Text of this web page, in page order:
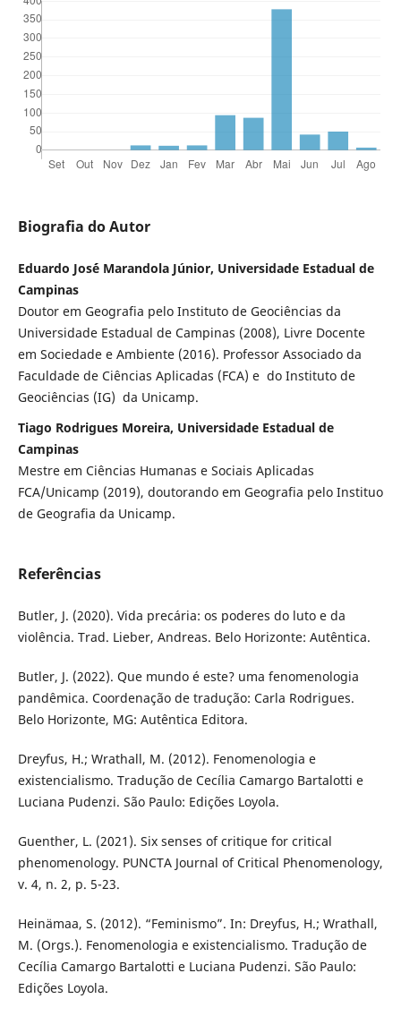
Biografia do Autor
Eduardo Jos´é Marandola Júnior, Universidade Estadual de
Campinas
Doutor em Geografia pelo Instituto de Geociências da
Universidade Estadual de Campinas (2008), Livre Docente
em Sociedade e Ambiente (2016). Professor Associado da
Faculdade de Ciências Aplicadas (FCA) e do Instituto de
Geociências (IG) da Unicamp.
Tiago Rodrigues Moreira, Universidade Estadual de
Campinas
Mestre em Ciências Humanas e Sociais Aplicadas
FCA/Unicamp (2019), doutorando em Geografia pelo Instituo
de Geografia da Unicamp.
Referências
Butler, J. (2020). Vida precária: os poderes do luto e da
violência. Trad. Lieber, Andreas. Belo Horizonte: Autêntica.
Butler, J. (2022). Que mundo é este? uma fenomenologia
pandêmica. Coordenação de tradução: Carla Rodrigues.
Belo Horizonte, MG: Autêntica Editora.
Dreyfus, H.; Wrathall, M. (2012). Fenomenologia e
existencialismo. Tradução de Cecília Camargo Bartalotti e
Luciana Pudenzi. São Paulo: Edições Loyola.
Guenther, L. (2021). Six senses of critique for critical
phenomenology. PUNCTA Journal of Critical Phenomenology,
v. 4, n. 2, p. 5-23.
Heinämaa, S. (2012). “Feminismo”. In: Dreyfus, H.; Wrathall,
M. (Orgs.). Fenomenologia e existencialismo. Tradução de
Cecília Camargo Bartalotti e Luciana Pudenzi. São Paulo:
Edições Loyola.